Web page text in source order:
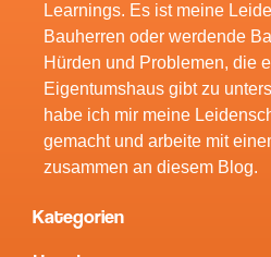
Learnings. Es ist meine
Bauherren oder werdende
Hürden und Problemen, die
Eigentumshaus gibt zu
habe ich mir meine
gemacht und arbeite mit
zusammen an diesem Blog.
Kategorien